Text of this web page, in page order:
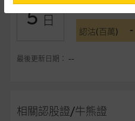
5 日
-
認沽(百萬) -
最後更新日期： --
相關認股證/牛熊證
提供網站內容的基準 – 使
網站內容來自我們在所示日期
供。惟麥格理集團並無核實所有
言，網站內容可能未必完整或準